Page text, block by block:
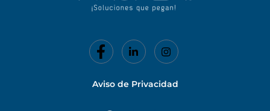
Aviso de Privacidad